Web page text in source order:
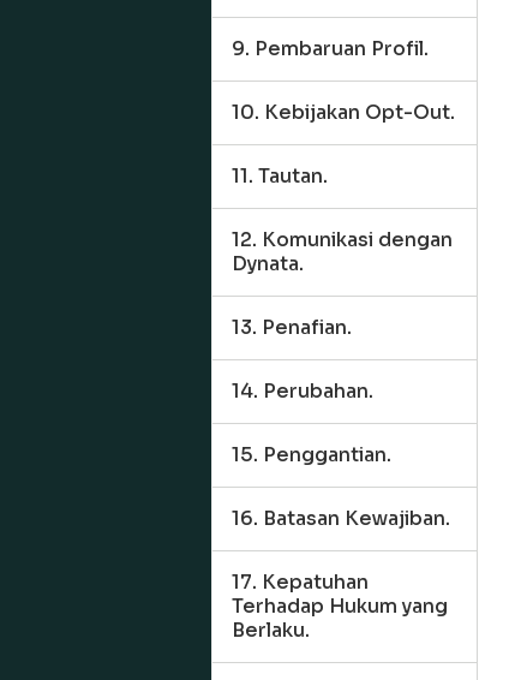
9. Pembaruan Profil.
10. Kebijakan Opt-Out.
11. Tautan.
12. Komunikasi dengan
Dynata.
13. Penafian.
14. Perubahan.
15. Penggantian.
16. Batasan Kewajiban.
17. Kepatuhan
Terhadap Hukum yang
Berlaku.